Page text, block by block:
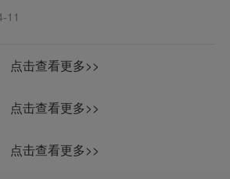
11
点击查看更多>>
点击查看更多>>
点击查看更多>>